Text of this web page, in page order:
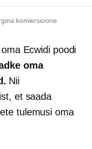
konversioone
Ecwidi poodi
oma
Nii
et saada
tulemusi oma